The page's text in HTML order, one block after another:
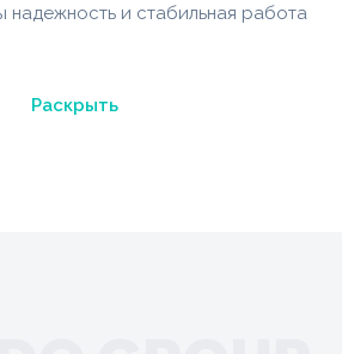
надежность и стабильная работа
Раскрыть